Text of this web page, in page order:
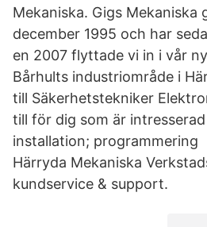
Mekaniska. Gigs Mekaniska
december 1995 och har
en 2007 flyttade vi in i vår
Bårhults industriområde i
till Säkerhetstekniker
till för dig som är
installation; programmering
Härryda Mekaniska
kundservice & support.